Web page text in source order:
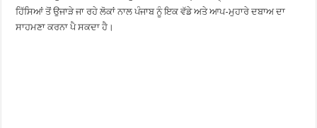
ਹਿੱਸਿਆਂ ਤੋਂ ਉਜਾੜੇ ਜਾ ਰਹੇ ਲੋਕਾਂ ਨਾਲ ਪੰਜਾਬ ਨੂੰ ਇਕ ਵੱਡੇ ਅਤੇ ਆਪ-ਮੁਹਾਰੇ ਦਬਾਅ ਦਾ
ਸਾਹਮਣਾ ਕਰਨਾ ਪੈ ਸਕਦਾ ਹੈ।